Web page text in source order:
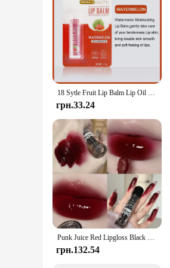
particularly appealing for toy
not just for toys; they can
that caters to a wide range of
18 Sytle Fruit Lip Balm Lip Oil Moisturizing Clear Anti-Wrinkle Lipstick Long Lasting Hydrating Lipgloss Cosmetic Lip Gloss Care
грн.33.24
Punk Juice Red Lipgloss Black Mirror Glass Water Light Clear Lip Glaze Waterproof Non Stick Liquid Lipstick Nude Lip Tint Makeup
грн.132.54